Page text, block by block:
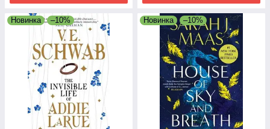
Новинка –10% Новинка –10%